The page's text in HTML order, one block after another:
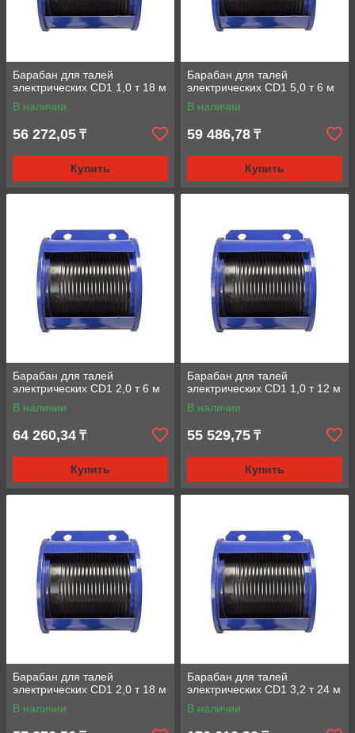
Барабан для талей
электрических CD1 1,0 т 18 м
В наличии
56 272,05 ₸
Купить
Барабан для талей
электрических CD1 5,0 т 6 м
В наличии
59 486,78 ₸
Купить
Барабан для талей
электрических CD1 2,0 т 6 м
В наличии
64 260,34 ₸
Купить
Барабан для талей
электрических CD1 1,0 т 12 м
В наличии
55 529,75 ₸
Купить
Барабан для талей
электрических CD1 2,0 т 18 м
В наличии
Барабан для талей
электрических CD1 3,2 т 24 м
В наличии